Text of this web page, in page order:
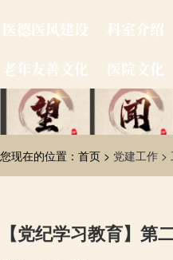
医德医风建设
科室介绍
老年友善文化
医院文化
您现在的位置：首页 > 党建工作 >
【党纪学习教育】